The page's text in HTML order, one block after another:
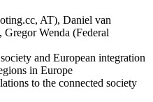
AT), Daniel van
Wenda (Federal
and European integration
in Europe
to the connected society